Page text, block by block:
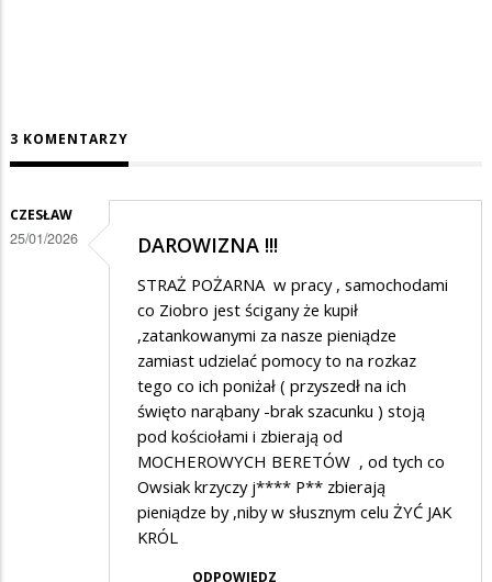
3 KOMENTARZY
CZESŁAW
25/01/2026 DAROWIZNA !!!
STRAŻ POŻARNA w pracy , samochodami
co Ziobro jest ścigany że kupił
,zatankowanymi za nasze pieniądze
zamiast udzielać pomocy to na rozkaz
tego co ich poniżał ( przyszedł na ich
święto narąbany -brak szacunku ) stoją
pod kościołami i zbierają od
MOCHEROWYCH BERETÓW , od tych co
Owsiak krzyczy j**** P** zbierają
pieniądze by ,niby w słusznym celu ŻYĆ JAK
KRÓL
ODPOWIEDZ